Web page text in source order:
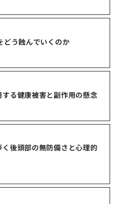
どう蝕んでいくのか
る健康被害と副作用の懸念
後頭部の無防備さと心理的